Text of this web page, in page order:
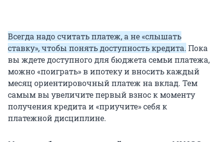
Всегда надо считать платеж, а не «слышать
ставку», чтобы понять доступность кредита. Пока
вы ждете доступного для бюджета семьи платежа,
можно «поиграть» в ипотеку и вносить каждый
месяц ориентировочный платеж на вклад. Тем
самым вы увеличите первый взнос к моменту
получения кредита и «приучите» себя к
платежной дисциплине.